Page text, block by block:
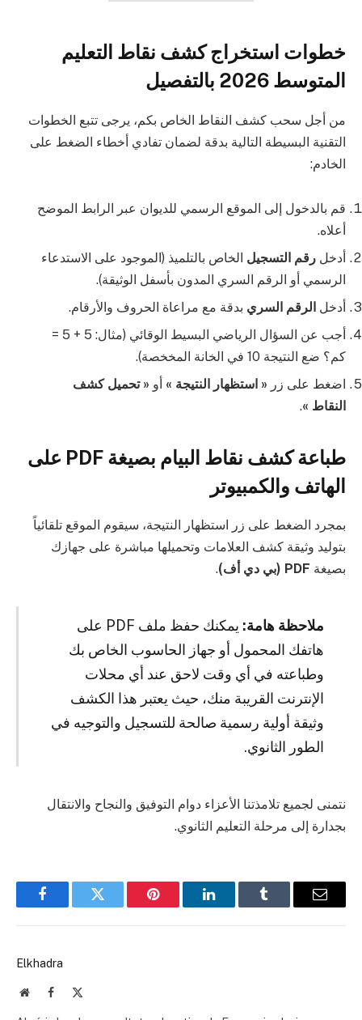
خطوات استخراج كشف نقاط التعليم
المتوسط 2026 بالتفصيل
من أجل سحب كشف النقاط الخاص بكم، يرجى تتبع الخطوات
التقنية البسيطة التالية بدقة لضمان تفادي أخطاء الضغط على
الخادم:
قم بالدخول إلى الموقع الرسمي للديوان عبر الرابط الموضح
أعلاه.
أدخل رقم التسجيل الخاص بالتلميذ (الموجود على الاستدعاء
الرسمي أو الرقم السري المدون بأسفل الوثيقة).
أدخل الرقم السري بدقة مع مراعاة الحروف والأرقام.
أجب عن السؤال الرياضي البسيط الوقائي (مثال: 5 + 5 =
كم؟ ضع النتيجة 10 في الخانة المخخصة).
اضغط على زر « استظهار النتيجة » أو « تحميل كشف
النقاط ».
طباعة كشف نقاط البيام بصيغة PDF على
الهاتف والكمبيوتر
بمجرد الضغط على زر استظهار النتيجة، سيقوم الموقع تلقائياً
بتوليد وثيقة كشف العلامات وتحميلها مباشرة على جهازك
بصيغة PDF (بي دي أف) .
ملاحظة هامة:
يمكنك حفظ ملف PDF على
هاتفك المحمول أو جهاز الحاسوب الخاص بك
وطباعته في أي وقت لاحق عند أي محلات
الإنترنت القريبة منك، حيث يعتبر هذا الكشف
وثيقة أولية رسمية صالحة للتسجيل والتوجيه في
الطور الثانوي.
نتمنى لجميع تلامذتنا الأعزاء دوام التوفيق والنجاح والانتقال
بجدارة إلى مرحلة التعليم الثانوي.
FacebookTwitter Pinterest LinkedInTumblr Email
Elkhadra
WebsiteFacebook